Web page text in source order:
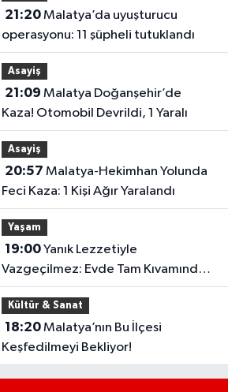
21:20Malatya’da uyuşturucu
operasyonu: 11 şüpheli tutuklandı
Asayiş
21:09
Kaza! Otomobil Devrildi, 1 Yaralı
Asayiş
20:57
Feci Kaza: 1 Kişi Ağır Yaralandı
Yaşam
19:00Yanık Lezzetiyle
Vazgeçilmez: Evde Tam Kıvamında
Kazandibi Tarifi
Kültür & Sanat
18:20Malatya’nın Bu İlçesi
Keşfedilmeyi Bekliyor!